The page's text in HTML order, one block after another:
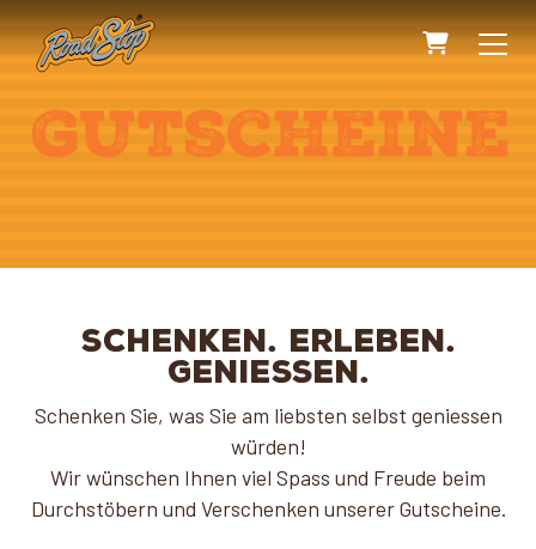
SCHENKEN. ERLEBEN.
GENIESSEN.
Schenken Sie, was Sie am liebsten selbst geniessen
würden!
Wir wünschen Ihnen viel Spass und Freude beim
Durchstöbern und Verschenken unserer Gutscheine.